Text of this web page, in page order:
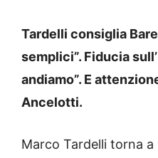
Tardelli consiglia
semplici”. Fiducia
andiamo”. E
Ancelotti.
Marco Tardelli torna